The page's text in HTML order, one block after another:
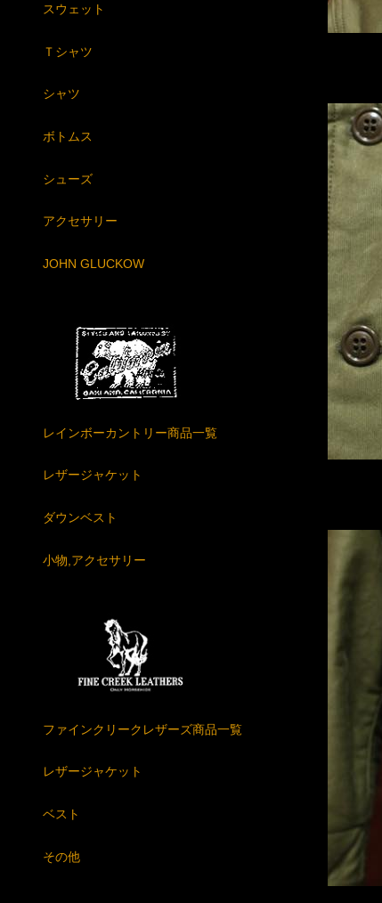
スウェット
Ｔシャツ
シャツ
ボトムス
シューズ
アクセサリー
JOHN GLUCKOW
レインボーカントリー商品一覧
レザージャケット
ダウンベスト
小物,アクセサリー
ファインクリークレザーズ商品一覧
レザージャケット
ベスト
その他